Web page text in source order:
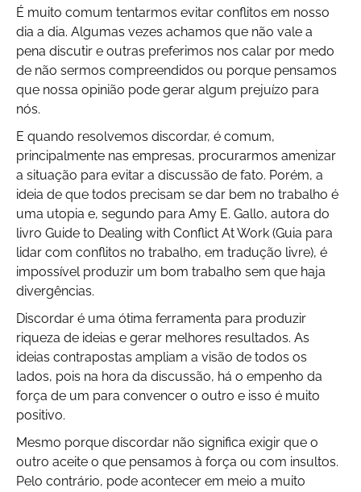
É muito comum tentarmos evitar conflitos em nosso
dia a dia. Algumas vezes achamos que não vale a
pena discutir e outras preferimos nos calar por medo
de não sermos compreendidos ou porque pensamos
que nossa opinião pode gerar algum prejuízo para
nós.
E quando resolvemos discordar, é comum,
principalmente nas empresas, procurarmos amenizar
a situação para evitar a discussão de fato. Porém, a
ideia de que todos precisam se dar bem no trabalho é
uma utopia e, segundo para Amy E. Gallo, autora do
livro Guide to Dealing with Conflict At Work (Guia para
lidar com conflitos no trabalho, em tradução livre), é
impossível produzir um bom trabalho sem que haja
divergências.
Discordar é uma ótima ferramenta para produzir
riqueza de ideias e gerar melhores resultados. As
ideias contrapostas ampliam a visão de todos os
lados, pois na hora da discussão, há o empenho da
força de um para convencer o outro e isso é muito
positivo.
Mesmo porque discordar não significa exigir que o
outro aceite o que pensamos à força ou com insultos.
Pelo contrário, pode acontecer em meio a muito